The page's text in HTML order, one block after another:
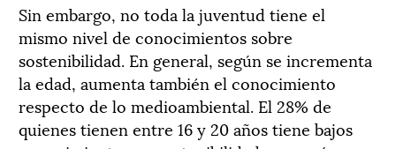
Sin embargo, no toda la juventud tiene el
mismo nivel de conocimientos sobre
sostenibilidad. En general, según se incrementa
la edad, aumenta también el conocimiento
respecto de lo medioambiental. El 28% de
quienes tienen entre 16 y 20 años tiene bajos